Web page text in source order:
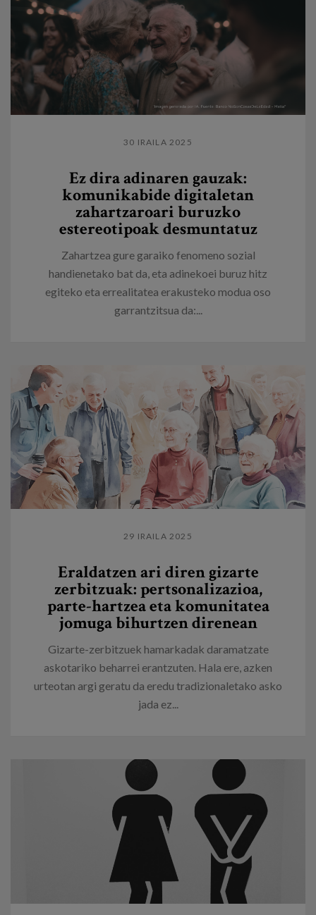
30 IRAILA 2025
Ez dira adinaren gauzak:
komunikabide digitaletan
zahartzaroari buruzko
estereotipoak desmuntatuz
Zahartzea gure garaiko fenomeno sozial
handienetako bat da, eta adinekoei buruz hitz
egiteko eta errealitatea erakusteko modua oso
garrantzitsua da:...
29 IRAILA 2025
Eraldatzen ari diren gizarte
zerbitzuak: pertsonalizazioa,
parte-hartzea eta komunitatea
jomuga bihurtzen direnean
Gizarte-zerbitzuek hamarkadak daramatzate
askotariko beharrei erantzuten. Hala ere, azken
urteotan argi geratu da eredu tradizionaletako asko
jada ez...